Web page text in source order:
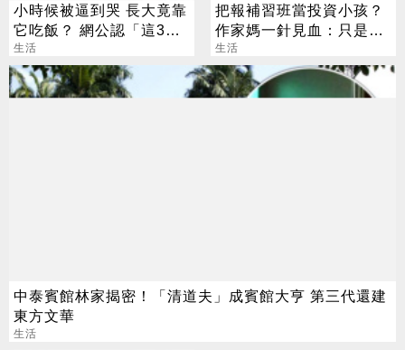
小時候被逼到哭 長大竟靠
它吃飯？ 網公認「這3
招」最划算
生活
把報補習班當投資小孩？
作家媽一針見血：只是圖
心安
生活
中泰賓館林家揭密！「清道夫」成賓館大亨 第三代還建
東方文華
生活